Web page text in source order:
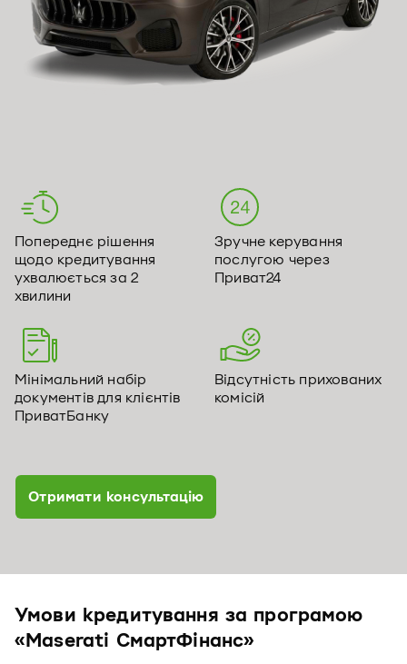
Попереднє рішення
щодо кредитування
ухвалюється за 2
хвилини
Зручне керування
послугою через
Приват24
Мінімальний набір
документів для клієнтів
ПриватБанку
Відсутність прихованих
комісій
Отримати консультацію
Умови кредитування за програмою
«Maserati СмартФінанс»